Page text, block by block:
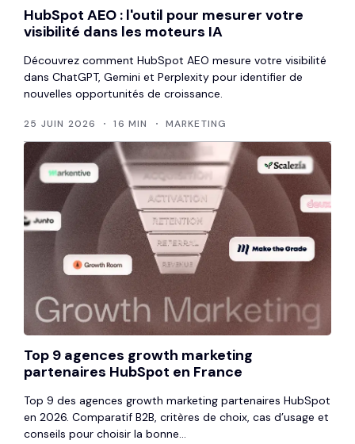
HubSpot AEO : l'outil pour mesurer votre
visibilité dans les moteurs IA
Découvrez comment HubSpot AEO mesure votre visibilité
dans ChatGPT, Gemini et Perplexity pour identifier de
nouvelles opportunités de croissance.
25 JUIN 2026 16 MIN MARKETING
Top 9 agences growth marketing
partenaires HubSpot en France
Top 9 des agences growth marketing partenaires HubSpot
en 2026. Comparatif B2B, critères de choix, cas d’usage et
conseils pour choisir la bonne...